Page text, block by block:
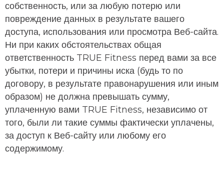
собственность, или за любую потерю или
повреждение данных в результате вашего
доступа, использования или просмотра Веб-сайта.
Ни при каких обстоятельствах общая
ответственность TRUE Fitness перед вами за все
убытки, потери и причины иска (будь то по
договору, в результате правонарушения или иным
образом) не должна превышать сумму,
уплаченную вами TRUE Fitness, независимо от
того, были ли такие суммы фактически уплачены,
за доступ к Веб-сайту или любому его
содержимому.